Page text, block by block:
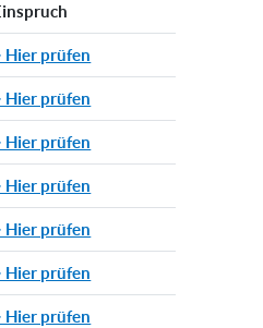
Hier prüfen
Hier prüfen
Hier prüfen
Hier prüfen
Hier prüfen
Hier prüfen
Hier prüfen